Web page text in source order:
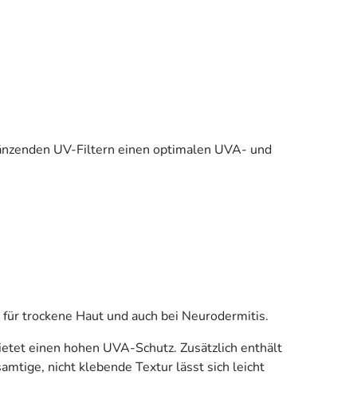
UV-Filtern einen optimalen UVA- und
trockene Haut und auch bei Neurodermitis.
einen hohen UVA-Schutz. Zusätzlich enthält
nicht klebende Textur lässt sich leicht